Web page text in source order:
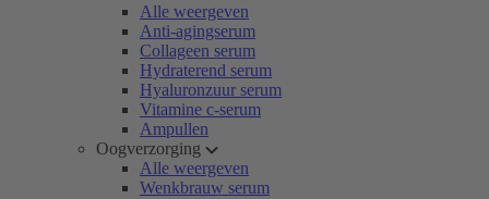
Alle weergeven
Anti-agingserum
Collageen serum
Hydraterend serum
Hyaluronzuur serum
Vitamine c-serum
Ampullen
Oogverzorging
Alle weergeven
Wenkbrauw serum